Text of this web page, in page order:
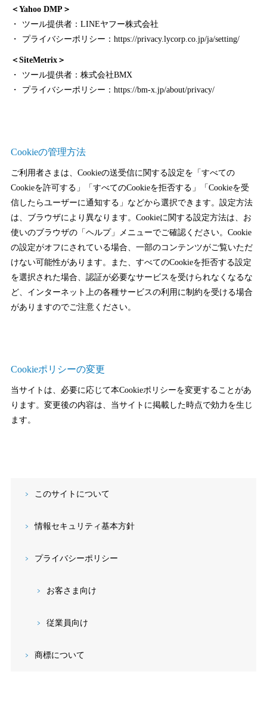
＜Yahoo DMP＞
ツール提供者：LINEヤフー株式会社
プライバシーポリシー： https://privacy.lycorp.co.jp/ja/setting/
＜SiteMetrix＞
ツール提供者：株式会社BMX
プライバシーポリシー： https://bm-x.jp/about/privacy/
Cookieの管理方法
ご利用者さまは、Cookieの送受信に関する設定を「すべての
Cookieを許可する」「すべてのCookieを拒否する」「Cookieを受
信したらユーザーに通知する」などから選択できます。設定方法
は、ブラウザにより異なります。Cookieに関する設定方法は、お
使いのブラウザの「ヘルプ」メニューでご確認ください。Cookie
の設定がオフにされている場合、一部のコンテンツがご覧いただ
けない可能性があります。また、すべてのCookieを拒否する設定
を選択された場合、認証が必要なサービスを受けられなくなるな
ど、インターネット上の各種サービスの利用に制約を受ける場合
がありますのでご注意ください。
Cookieポリシーの変更
当サイトは、必要に応じて本Cookieポリシーを変更することがあ
ります。変更後の内容は、当サイトに掲載した時点で効力を生じ
ます。
このサイトについて
情報セキュリティ基本方針
プライバシーポリシー
お客さま向け
従業員向け
商標について